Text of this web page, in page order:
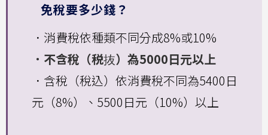
免稅要多少錢？
．消費稅依種類不同分成8%或10%
．不含稅（税抜）為5000日元以上
．含稅（稅込）依消費稅不同為5400日
元（8%）、5500日元（10%）以上